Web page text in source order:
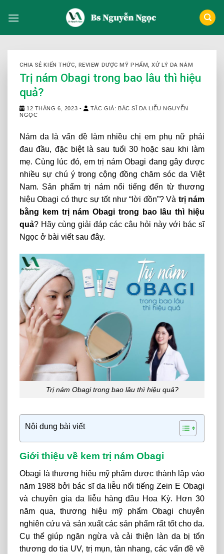
CHIA SẺ KIẾN THỨC, REVIEW DƯỢC MỸ PHẨM,XỬ LÝ DA NÁM
Trị nám Obagi trong bao lâu thì hiệu
quả?
12 THÁNG 6, 2023 -
TÁC GIẢ: BÁC SĨ DA LIỄU NGUYỄN
NGỌC
Nám da là vấn đề làm nhiều chị em phụ nữ phải
đau đầu, đặc biệt là sau tuổi 30 hoặc sau khi làm
mẹ. Cùng lúc đó, em trị nám Obagi đang gây được
nhiều sự chú ý trong cộng đồng chăm sóc da Việt
Nam. Sản phẩm trị nám nổi tiếng đến từ thương
hiệu Obagi có thực sự tốt như “lời đồn”? Và trị nám
bằng kem trị nám Obagi trong bao lâu thì hiệu
quả? Hãy cùng giải đáp các câu hỏi này với bác sĩ
Ngọc ở bài viết sau đây.
Trị nám Obagi trong bao lâu thì hiệu quả?
Nội dung bài viết
Giới thiệu về kem trị nám Obagi
Obagi là thương hiệu mỹ phẩm được thành lập vào
năm 1988 bởi bác sĩ da liễu nổi tiếng Zein E Obagi
và chuyên gia da liễu hàng đầu Hoa Kỳ. Hơn 30
năm qua, thương hiệu mỹ phẩm Obagi chuyên
nghiên cứu và sản xuất các sản phẩm rất tốt cho da.
Cụ thể giúp ngăn ngừa và cải thiện làn da bị tổn
thương do tia UV, trị mụn, tàn nhang, các vấn đề về